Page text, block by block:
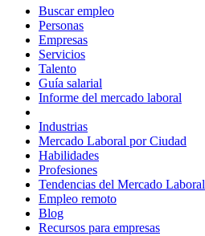
Buscar empleo
Personas
Empresas
Servicios
Talento
Guía salarial
Informe del mercado laboral
Industrias
Mercado Laboral por Ciudad
Habilidades
Profesiones
Tendencias del Mercado Laboral
Empleo remoto
Blog
Recursos para empresas